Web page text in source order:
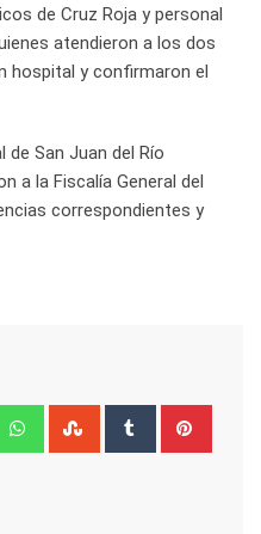
de Cruz Roja y personal
atendieron a los dos
hospital y confirmaron el
de San Juan del Río
a la Fiscalía General del
correspondientes y
WhatsappStumbleUpon
Tumblr